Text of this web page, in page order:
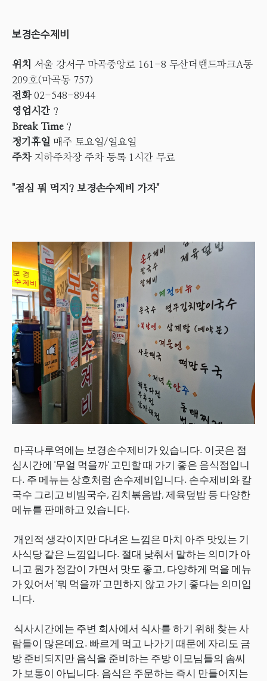
보경손수제비
위치 서울 강서구 마곡중앙로 161-8 두산더랜드파크A동
209호(마곡동 757)
전화02-548-8944
영업시간 ?
Break Time?
정기휴일 매주 토요일/일요일
주차지하주차장 주차 등록 1시간 무료
"점심 뭐 먹지? 보경손수제비 가자"
마곡나루역에는 보경손수제비가 있습니다. 이곳은 점
심시간에 '무얼 먹을까' 고민할 때 가기 좋은 음식점입니
다. 주 메뉴는 상호처럼 손수제비입니다. 손수제비와 칼
국수 그리고 비빔국수, 김치볶음밥, 제육덮밥 등 다양한
메뉴를 판매하고 있습니다.
개인적 생각이지만 다녀온 느낌은 마치 아주 맛있는 기
사식당 같은 느낌입니다. 절대 낮춰서 말하는 의미가 아
니고 뭔가 정감이 가면서 맛도 좋고, 다양하게 먹을 메뉴
가 있어서 '뭐 먹을까' 고민하지 않고 가기 좋다는 의미입
니다.
식사시간에는 주변 회사에서 식사를 하기 위해 찾는 사
람들이 많은데요. 빠르게 먹고 나가기 때문에 자리도 금
방 준비되지만 음식을 준비하는 주방 이모님들의 솜씨
가 보통이 아닙니다. 음식은 주문하는 즉시 만들어지는